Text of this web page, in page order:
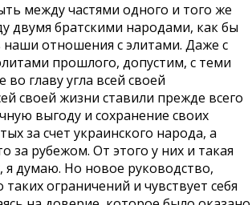
между частями одного и того же
двумя братскими народами, как бы
наши отношения с элитами. Даже с
прошлого, допустим, с теми
главу угла всей своей
своей жизни ставили прежде всего
выгоду и сохранение своих
за счет украинского народа, а
за рубежом. От этого у них и такая
я думаю. Но новое руководство,
ограничений и чувствует себя